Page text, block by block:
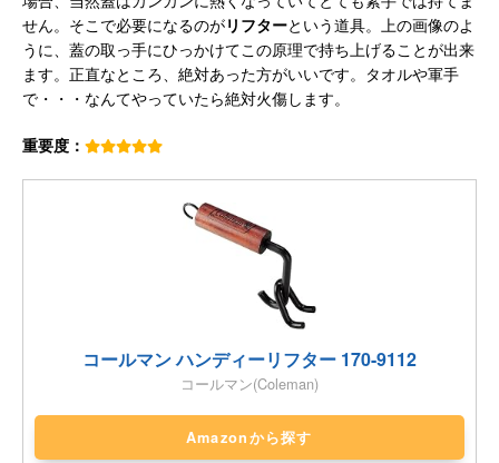
せん。そこで必要になるのがリフターという道具。上の画像のよ
うに、蓋の取っ手にひっかけてこの原理で持ち上げることが出来
ます。正直なところ、絶対あった方がいいです。タオルや軍手
で・・・なんてやっていたら絶対火傷します。
重要度：
コールマン ハンディーリフター 170-9112
コールマン(Coleman)
Amazonから探す